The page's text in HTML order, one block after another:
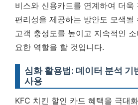
비스와 신용카드를 연계하여 더욱
편리성을 제공하는 방안도 모색될
고객 충성도를 높이고 지속적인
요한 역할을 할 것입니다.
심화 활용법: 데이터 분석 기
사용
KFC 치킨 할인 카드 혜택을 극대